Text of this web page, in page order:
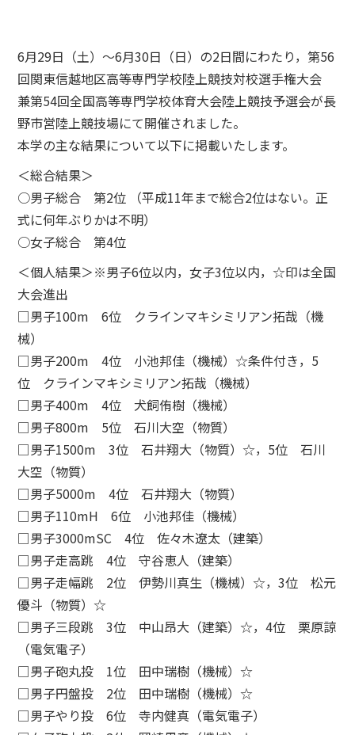
6月29日（土）～6月30日（日）の2日間にわたり，第56
回関東信越地区高等専門学校陸上競技対校選手権大会
兼第54回全国高等専門学校体育大会陸上競技予選会が長
野市営陸上競技場にて開催されました。
本学の主な結果について以下に掲載いたします。
＜総合結果＞
○男子総合 第2位 （平成11年まで総合2位はない。正
式に何年ぶりかは不明）
○女子総合 第4位
＜個人結果＞※男子6位以内，女子3位以内，☆印は全国
大会進出
□男子100m 6位 クラインマキシミリアン拓哉（機
械）
□男子200m 4位 小池邦佳（機械）☆条件付き，5
位 クラインマキシミリアン拓哉（機械）
□男子400m 4位 犬飼侑樹（機械）
□男子800m 5位 石川大空（物質）
□男子1500m 3位 石井翔大（物質）☆，5位 石川
大空（物質）
□男子5000m 4位 石井翔大（物質）
□男子110mH 6位 小池邦佳（機械）
□男子3000mSC 4位 佐々木遼太（建築）
□男子走高跳 4位 守谷恵人（建築）
□男子走幅跳 2位 伊勢川真生（機械）☆，3位 松元
優斗（物質）☆
□男子三段跳 3位 中山昂大（建築）☆，4位 栗原諒
（電気電子）
□男子砲丸投 1位 田中瑞樹（機械）☆
□男子円盤投 2位 田中瑞樹（機械）☆
□男子やり投 6位 寺内健真（電気電子）